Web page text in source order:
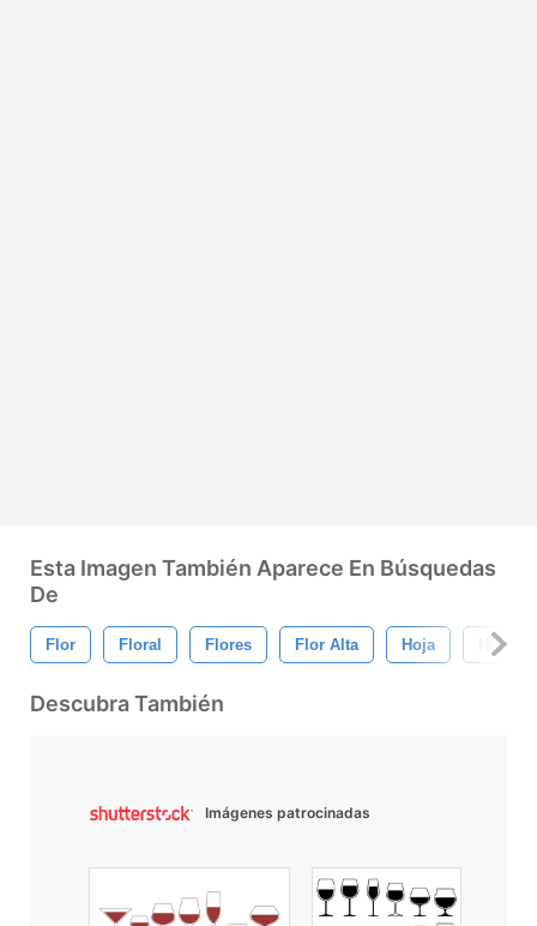
Esta Imagen También Aparece En Búsquedas
De
Flor Floral Flores Flor Alta Hoja Hojas
Descubra También
Imágenes patrocinadas